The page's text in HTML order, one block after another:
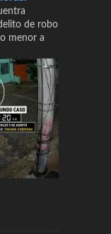
de robo
menor a